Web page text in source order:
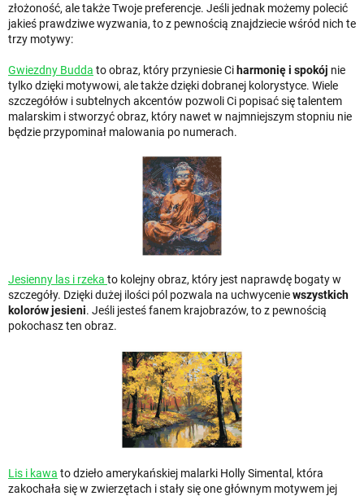
złożoność, ale także Twoje preferencje. Jeśli jednak możemy polecić
jakieś prawdziwe wyzwania, to z pewnością znajdziecie wśród nich te
trzy motywy:
Gwiezdny Budda to obraz, który przyniesie Ci harmonię i spokój nie
tylko dzięki motywowi, ale także dzięki dobranej kolorystyce. Wiele
szczegółów i subtelnych akcentów pozwoli Ci popisać się talentem
malarskim i stworzyć obraz, który nawet w najmniejszym stopniu nie
będzie przypominał malowania po numerach.
Jesienny las i rzeka to kolejny obraz, który jest naprawdę bogaty w
szczegóły. Dzięki dużej ilości pól pozwala na uchwyceniewszystkich
kolorów jesieni. Jeśli jesteś fanem krajobrazów, to z pewnością
pokochasz ten obraz.
Lis i kawa to dzieło amerykańskiej malarki Holly Simental, która
zakochała się w zwierzętach i stały się one głównym motywem jej